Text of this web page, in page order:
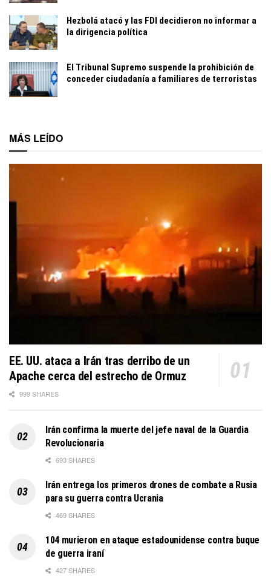
Hezbolá atacó y las FDI decidieron no informar a
la dirigencia política
El Tribunal Supremo suspende la prohibición de
conceder ciudadanía a familiares de terroristas
MÁS LEÍDO
EE. UU. ataca a Irán tras derribo de un
Apache cerca del estrecho de Ormuz
999 SHARES
Irán confirma la muerte del jefe naval de la Guardia
Revolucionaria
693 SHARES
Irán entrega los primeros drones de combate a Rusia
para su guerra contra Ucrania
469 SHARES
104 murieron en ataque estadounidense contra buque
de guerra iraní
427 SHARES